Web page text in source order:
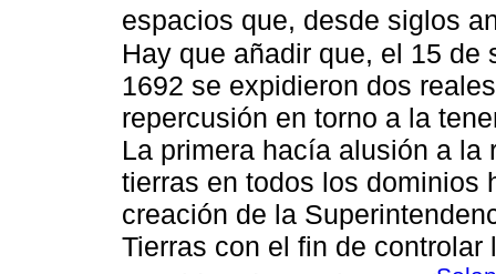
espacios que, desde siglos
Hay que añadir que, el 15
1692 se expidieron dos
repercusión en torno a la
La primera hacía alusión a
tierras en todos los dominios
creación de la
Tierras con el fin de